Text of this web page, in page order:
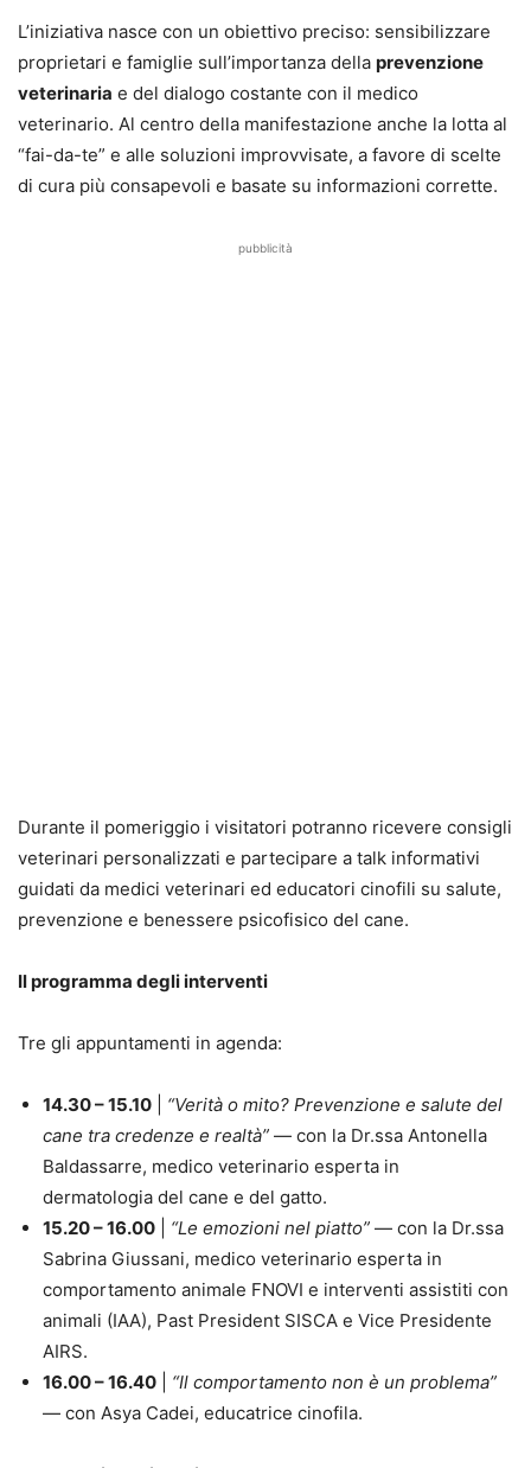
L’iniziativa nasce con un obiettivo preciso: sensibilizzare
proprietari e famiglie sull’importanza della prevenzione
veterinaria e del dialogo costante con il medico
veterinario. Al centro della manifestazione anche la lotta al
“fai-da-te” e alle soluzioni improvvisate, a favore di scelte
di cura più consapevoli e basate su informazioni corrette.
pubblicità
Durante il pomeriggio i visitatori potranno ricevere consigli
veterinari personalizzati e partecipare a talk informativi
guidati da medici veterinari ed educatori cinofili su salute,
prevenzione e benessere psicofisico del cane.
Il programma degli interventi
Tre gli appuntamenti in agenda:
14.30 – 15.10
“Verità o mito? Prevenzione e salute del
cane tra credenze e realtà” — con la Dr.ssa Antonella
Baldassarre, medico veterinario esperta in
dermatologia del cane e del gatto.
15.20 – 16.00
“Le emozioni nel piatto” — con la Dr.ssa
Sabrina Giussani, medico veterinario esperta in
comportamento animale FNOVI e interventi assistiti con
animali (IAA), Past President SISCA e Vice Presidente
AIRS.
16.00 – 16.40
“Il comportamento non è un problema”
— con Asya Cadei, educatrice cinofila.